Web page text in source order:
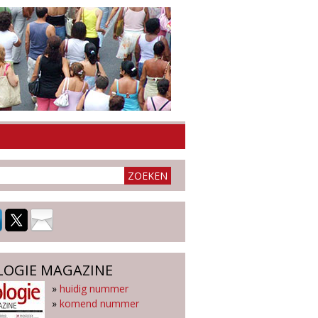
MAGAZINE
» huidig nummer
» komend nummer